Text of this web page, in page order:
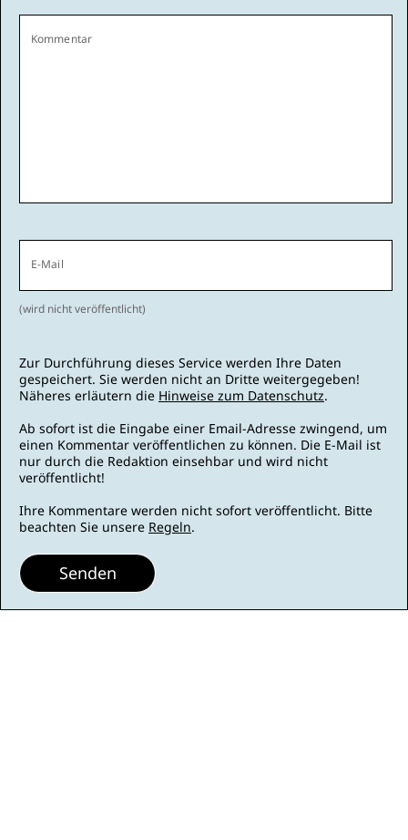
Kommentar
E-Mail
(wird nicht veröffentlicht)
Zur Durchführung dieses Service werden Ihre Daten
gespeichert. Sie werden nicht an Dritte weitergegeben!
Näheres erläutern die Hinweise zum Datenschutz.
Ab sofort ist die Eingabe einer Email-Adresse zwingend, um
einen Kommentar veröffentlichen zu können. Die E-Mail ist
nur durch die Redaktion einsehbar und wird nicht
veröffentlicht!
Ihre Kommentare werden nicht sofort veröffentlicht. Bitte
beachten Sie unsere Regeln.
Senden